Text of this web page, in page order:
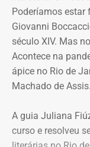
busca e
que se
uma ordem de
A medida de
contrário da
a custódia
Poderíamos estar
Giovanni
século XIV. Mas
Acontece na
ápice no Rio de
Machado de Assis.
A guia Juliana
curso e resolveu